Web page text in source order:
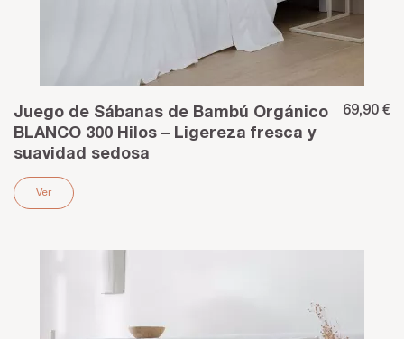
Juego de Sábanas de Bambú Orgánico
BLANCO 300 Hilos – Ligereza fresca y
suavidad sedosa
69,90 €
Ver